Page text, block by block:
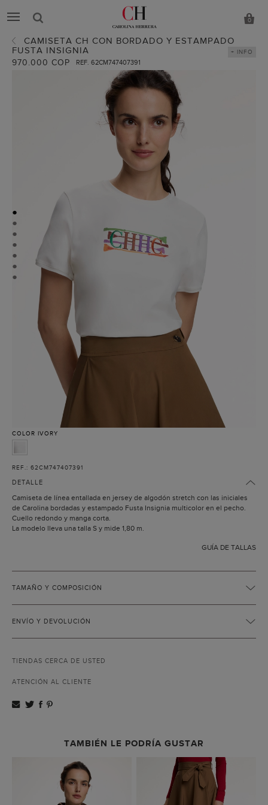
0
CAMISETA CH CON BORDADO Y ESTAMPADO
FUSTA INSIGNIA
970.000 COP REF. 62CM747407391
+ INFO
●
●
●
●
●
●
●
COLOR IVORY
REF.: 62CM747407391
DETALLE
Camiseta de línea entallada en jersey de algodón stretch con las iniciales
de Carolina bordadas y estampado Fusta Insignia multicolor en el pecho.
Cuello redondo y manga corta.
La modelo lleva una talla S y mide 1,80 m.
GUÍA DE TALLAS
TAMAÑO Y COMPOSICIÓN
ENVÍO Y DEVOLUCIÓN
TIENDAS CERCA DE USTED
ATENCIÓN AL CLIENTE
TAMBIÉN LE PODRÍA GUSTAR